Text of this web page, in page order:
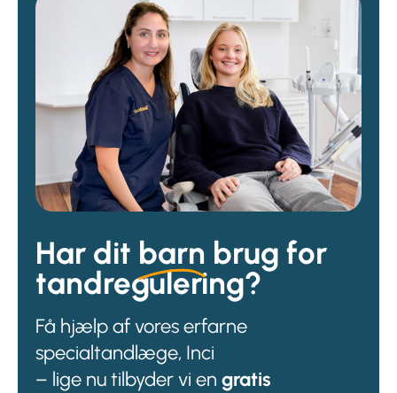
Har dit barn brug for
tandregulering?
Få hjælp af vores erfarne
specialtandlæge, Inci
– lige nu tilbyder vi en gratis